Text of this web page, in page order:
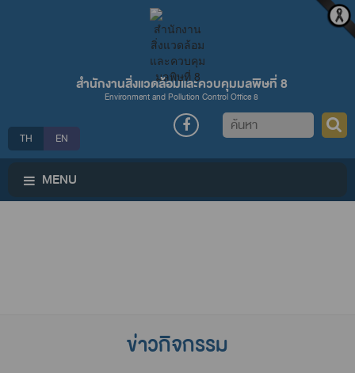
สำนักงานสิ่งแวดล้อมและควบคุมมลพิษที่ 8
Environment and Pollution Control Office 8
TH EN
ค้นหา
MENU
ข่าวกิจกรรม